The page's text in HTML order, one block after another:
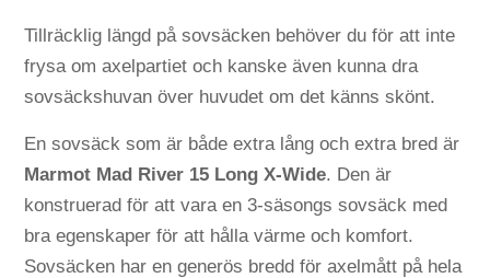
Tillräcklig längd på sovsäcken behöver du för att inte
frysa om axelpartiet och kanske även kunna dra
sovsäckshuvan över huvudet om det känns skönt.
En sovsäck som är både extra lång och extra bred är
Marmot Mad River 15 Long X-Wide. Den är
konstruerad för att vara en 3-säsongs sovsäck med
bra egenskaper för att hålla värme och komfort.
Sovsäcken har en generös bredd för axelmått på hela